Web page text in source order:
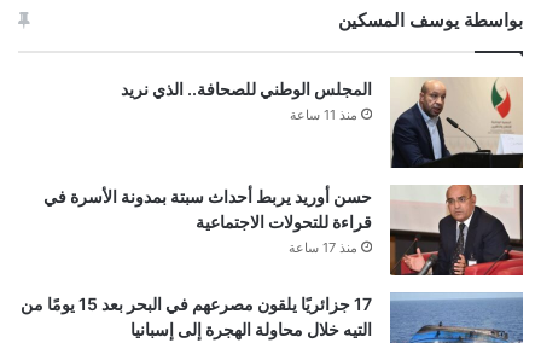
بواسطة يوسف المسكين
المجلس الوطني للصحافة.. الذي نريد
منذ 11 ساعة
حسن أوريد يربط أحداث سبتة بمدونة الأسرة في
قراءة للتحولات الاجتماعية
منذ 17 ساعة
17 جزائريًا يلقون مصرعهم في البحر بعد 15 يومًا من
التيه خلال محاولة الهجرة إلى إسبانيا